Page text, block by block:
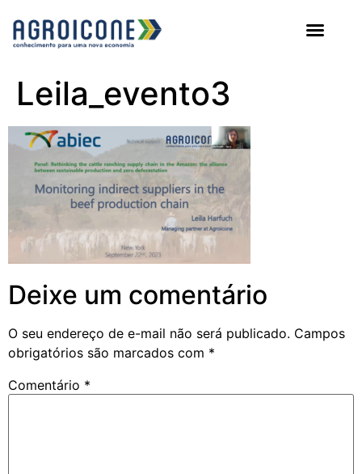
Leila_evento3
Deixe um comentário
O seu endereço de e-mail não será publicado. Campos
obrigatórios são marcados com *
Comentário *